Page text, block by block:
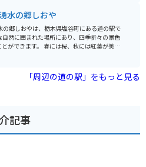
水の郷しおや
の郷しおやは、栃木県塩谷町にある道の駅で
とができます。 春には桜、秋には紅葉が美し
光客が訪れます。 また、道の駅に隣接して
り堀、バーベキュー施設などが充実してお
す。 バイクで訪れる場合、駐車場
、
などが販売されています。 特に、塩谷町産
くて味が濃いと評判です。 また、地元の食
「周辺の道の駅」をもっと見る
記事